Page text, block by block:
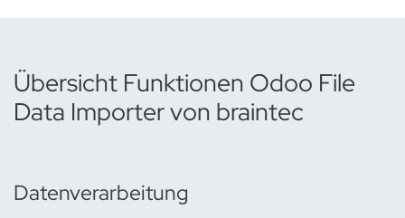
Übersicht Funktionen Odoo File
Data Importer von braintec
Datenverarbeitung